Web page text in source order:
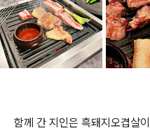
함께 간 지인은 흑돼지오겹살